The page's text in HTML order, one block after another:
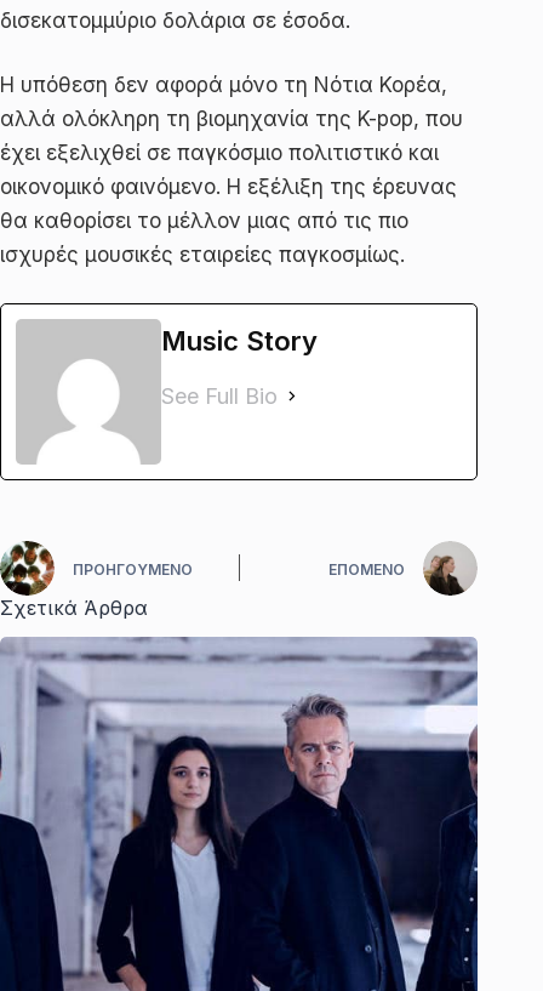
δισεκατομμύριο δολάρια σε έσοδα.
Η υπόθεση δεν αφορά μόνο τη Νότια Κορέα,
αλλά ολόκληρη τη βιομηχανία της K-pop, που
έχει εξελιχθεί σε παγκόσμιο πολιτιστικό και
οικονομικό φαινόμενο. Η εξέλιξη της έρευνας
θα καθορίσει το μέλλον μιας από τις πιο
ισχυρές μουσικές εταιρείες παγκοσμίως.
Music Story
See Full Bio
ΠΡΟΗΓΟΎΜΕΝΟ ΕΠΌΜΕΝΟ
Σχετικά Άρθρα